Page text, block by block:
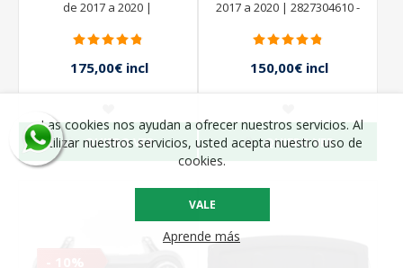
de 2017 a 2020 |
175,00€ incl
QUIERO VER
2017 a 2020 | 2827304610 -
2828104620
150,00€ incl
QUIERO VER
Las cookies nos ayudan a ofrecer nuestros servicios. Al
utilizar nuestros servicios, usted acepta nuestro uso de
cookies.
VALE
Aprende más